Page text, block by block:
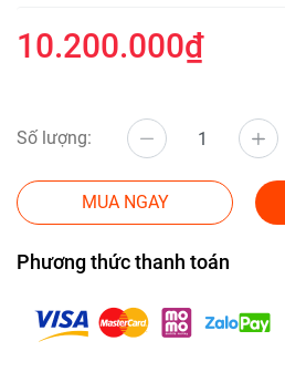
10.200.000₫
Số lượng:
MUA NGAY
Phương thức thanh toán